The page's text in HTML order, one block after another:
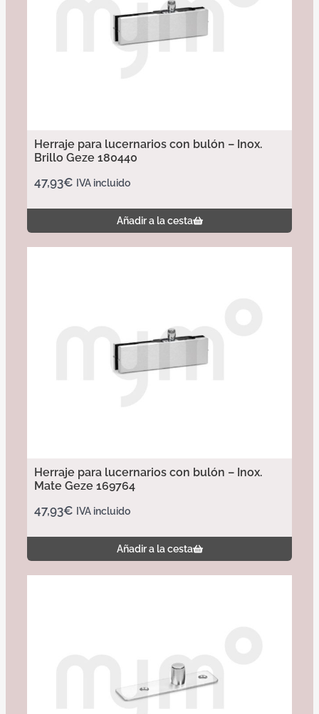
Herraje para lucernarios con bulón – Inox.
Brillo Geze 180440
47,93€ IVA incluido
Añadir a la cesta
Herraje para lucernarios con bulón – Inox.
Mate Geze 169764
47,93€ IVA incluido
Añadir a la cesta